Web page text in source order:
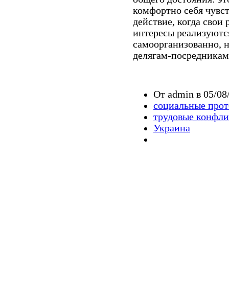
комфортно себя
действие, когда
интересы
самоорганизованно,
делягам-
От admin в 05/
социальные
трудовые
Украина